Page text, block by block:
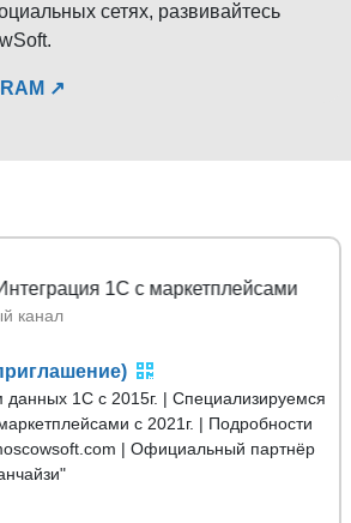
сетях, развивайтесь
↗
1С с маркетплейсами
канал
1С с 2015г. | Специализируемся
с 2021г. | Подробности
| Официальный партнёр